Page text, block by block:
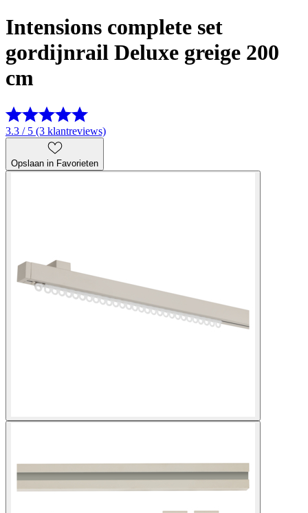
Intensions complete set
gordijnrail Deluxe greige 200
cm
3.3 / 5 (3 klantreviews)
Opslaan in Favorieten